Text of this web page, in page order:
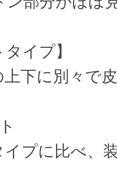
イプ】
下に別々で
に比べ、装